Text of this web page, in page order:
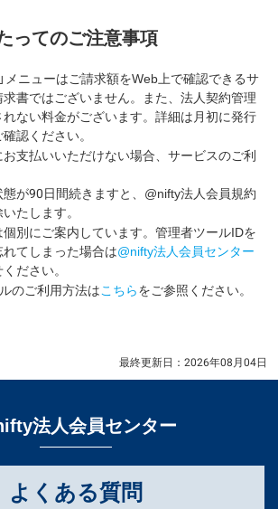
ってのご注意事項
メニューはご請求額をWeb上で確認できるサ
書ではございません。また、法人契約管理
ない料金がございます。詳細は月初に発行
認ください。
支払いいただけない場合、サービスのご利
が90日間続きますと、@nifty法人会員規約
たします。
別にご案内しています。管理者ツールIDを
てしまった場合は@nifty法人会員センター
ださい。
のご利用方法はこちらをご参照ください。
最終更新日：2026年08月04日
法人会員センター
よくある質問